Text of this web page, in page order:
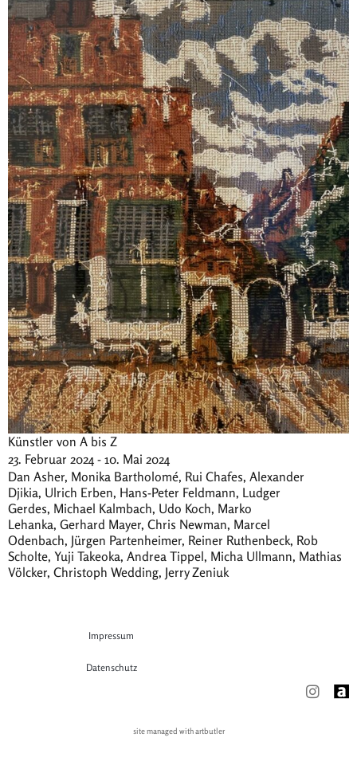
Künstler von A bis Z
23. Februar 2024 - 10. Mai 2024
Dan Asher, Monika Bartholomé, Rui Chafes, Alexander
Djikia, Ulrich Erben, Hans-Peter Feldmann, Ludger
Gerdes, Michael Kalmbach, Udo Koch, Marko
Lehanka, Gerhard Mayer, Chris Newman, Marcel
Odenbach, Jürgen Partenheimer, Reiner Ruthenbeck, Rob
Scholte, Yuji Takeoka, Andrea Tippel, Micha Ullmann, Mathias
Völcker, Christoph Wedding, Jerry Zeniuk
Impressum
Datenschutz
site managed with artbutler